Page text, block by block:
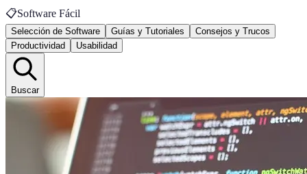
📋Software Fácil
Selección de Software Guías y Tutoriales
Consejos y Trucos
Productividad
Usabilidad
Buscar